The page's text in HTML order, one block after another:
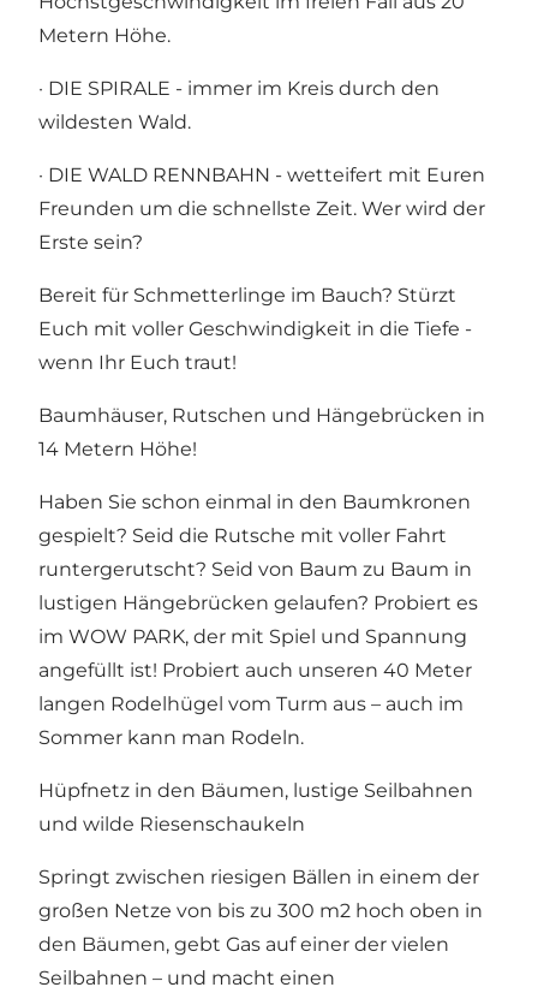
Metern Höhe.
· DIE SPIRALE - immer im Kreis durch den
wildesten Wald.
· DIE WALD RENNBAHN - wetteifert mit Euren
Freunden um die schnellste Zeit. Wer wird der
Erste sein?
Bereit für Schmetterlinge im Bauch? Stürzt
Euch mit voller Geschwindigkeit in die Tiefe -
wenn Ihr Euch traut!
Baumhäuser, Rutschen und Hängebrücken in
14 Metern Höhe!
Haben Sie schon einmal in den Baumkronen
gespielt? Seid die Rutsche mit voller Fahrt
runtergerutscht? Seid von Baum zu Baum in
lustigen Hängebrücken gelaufen? Probiert es
im WOW PARK, der mit Spiel und Spannung
angefüllt ist! Probiert auch unseren 40 Meter
langen Rodelhügel vom Turm aus – auch im
Sommer kann man Rodeln.
Hüpfnetz in den Bäumen, lustige Seilbahnen
und wilde Riesenschaukeln
Springt zwischen riesigen Bällen in einem der
großen Netze von bis zu 300 m2 hoch oben in
den Bäumen, gebt Gas auf einer der vielen
Seilbahnen – und macht einen